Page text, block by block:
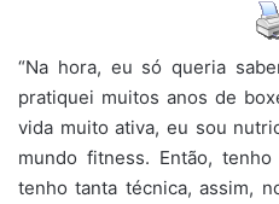
“Na hora, eu só queria
pratiquei muitos anos de
vida muito ativa, eu sou
mundo fitness. Então,
tenho tanta técnica, assim,